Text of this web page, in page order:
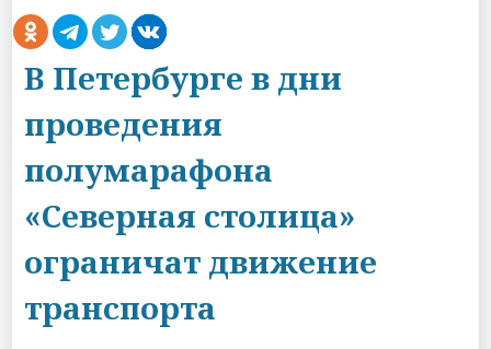
В Петербурге в дни
проведения
полумарафона
«Северная столица»
ограничат движение
транспорта